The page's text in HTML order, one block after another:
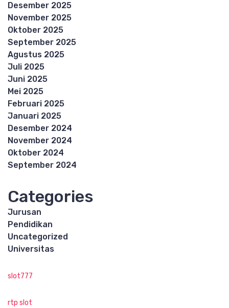
Desember 2025
November 2025
Oktober 2025
September 2025
Agustus 2025
Juli 2025
Juni 2025
Mei 2025
Februari 2025
Januari 2025
Desember 2024
November 2024
Oktober 2024
September 2024
Categories
Jurusan
Pendidikan
Uncategorized
Universitas
slot777
rtp slot